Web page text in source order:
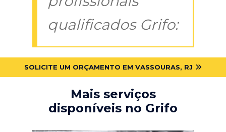
qualificados Grifo:
SOLICITE UM ORÇAMENTO EM VASSOURAS, RJ
Mais serviços
disponíveis no Grifo